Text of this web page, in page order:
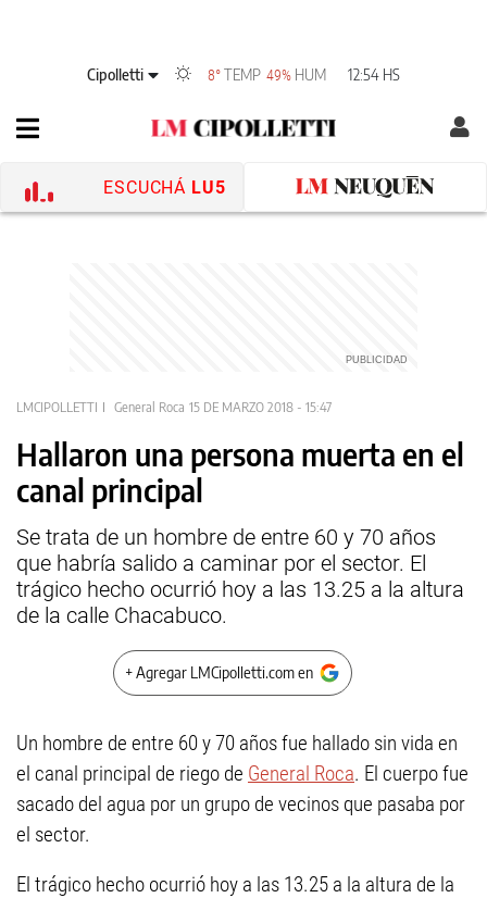
Cipolletti 8°TEMP 49% HUM 12:54 HS
ESCUCHÁ LU5
LMCIPOLLETTI General Roca 15 DE MARZO 2018 - 15:47
Hallaron una persona muerta en el
canal principal
Se trata de un hombre de entre 60 y 70 años
que habría salido a caminar por el sector. El
trágico hecho ocurrió hoy a las 13.25 a la altura
de la calle Chacabuco.
+ Agregar LMCipolletti.com en
Un hombre de entre 60 y 70 años fue hallado sin vida en
el canal principal de riego de General Roca. El cuerpo fue
sacado del agua por un grupo de vecinos que pasaba por
el sector.
El trágico hecho ocurrió hoy a las 13.25 a la altura de la